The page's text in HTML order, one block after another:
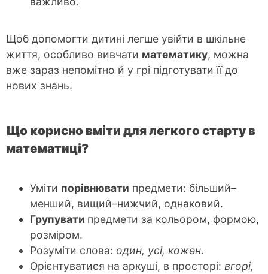
Щоб допомогти дитині легше увійти в шкільне
життя, особливо вивчати математику, можна
вже зараз непомітно й у грі підготувати її до
нових знань.
Що корисно вміти для легкого старту в
математиці?
Уміти порівнювати предмети: більший–
менший, вищий–нижчий, однаковий.
Групувати предмети за кольором, формою,
розміром.
Розуміти слова: один, усі, кожен.
Орієнтуватися на аркуші, в просторі: вгорі,